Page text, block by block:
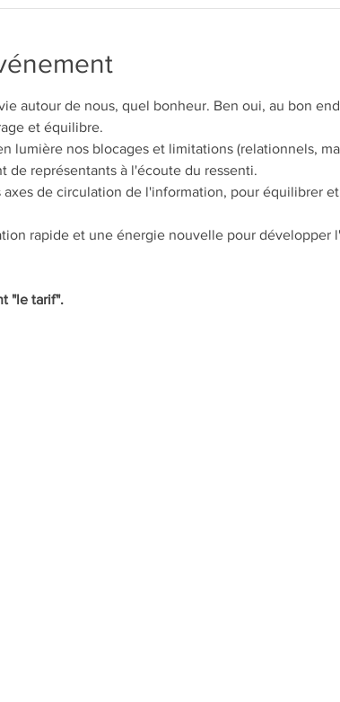
autour de nous, quel bonheur. Ben oui, au bon
et équilibre.
lumière nos blocages et limitations (relationnels,
de représentants à l'écoute du ressenti.
axes de circulation de l'information, pour équilibrer
rapide et une énergie nouvelle pour développer
"le tarif".